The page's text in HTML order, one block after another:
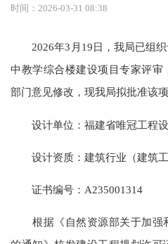
时间：2026-03-31 08:38
2026年3月19日，我局已组织
中教学综合楼建设项目专家评审
部门意见修改，现我局拟批准该
设计单位：福建省唯冠工程设
设计资质：建筑行业（建筑工
证书编号：A235001314
根据《自然资源部关于加强